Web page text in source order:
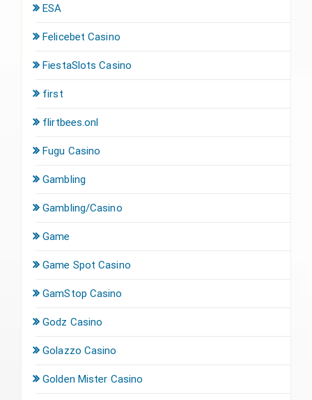
ESA
Felicebet Casino
FiestaSlots Casino
first
flirtbees.onl
Fugu Casino
Gambling
Gambling/Casino
Game
Game Spot Casino
GamStop Casino
Godz Casino
Golazzo Casino
Golden Mister Casino